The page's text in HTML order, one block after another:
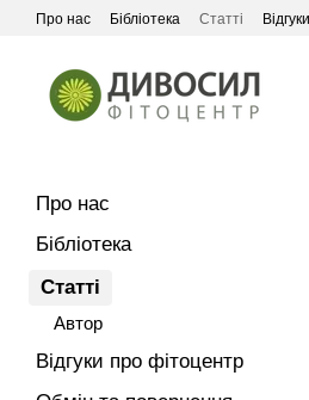
Перейти до основного контенту
Про нас Бібліотека Статті
Про нас
Бібліотека
Статті
Автор
Відгуки про фітоцентр